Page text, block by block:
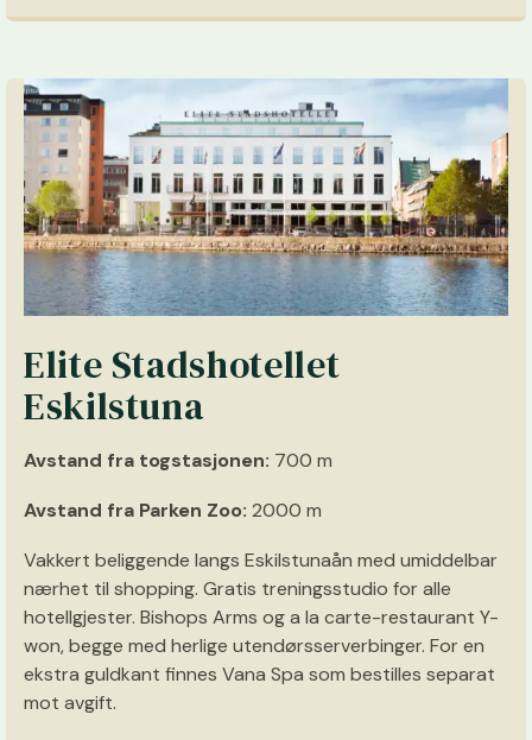
Elite Stadshotellet
Eskilstuna
Avstand fra togstasjonen: 700 m
Avstand fra Parken Zoo: 2000 m
Vakkert beliggende langs Eskilstunaån med umiddelbar
nærhet til shopping. Gratis treningsstudio for alle
hotellgjester. Bishops Arms og a la carte-restaurant Y-
won, begge med herlige utendørsserverbinger. For en
ekstra guldkant finnes Vana Spa som bestilles separat
mot avgift.